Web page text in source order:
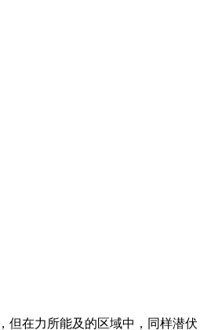
但在力所能及的区域中，同样潜伏